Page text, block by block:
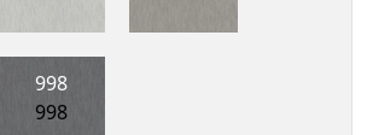
998
998